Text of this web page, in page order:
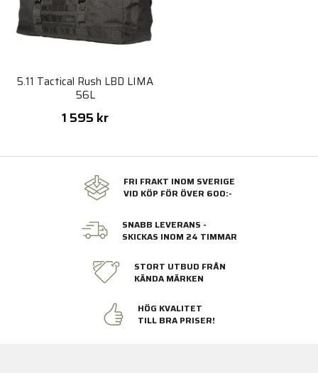
5.11 Tactical Rush LBD LIMA
56L
1 595 kr
FRI FRAKT INOM SVERIGE
VID KÖP FÖR ÖVER 600:-
SNABB LEVERANS -
SKICKAS INOM 24 TIMMAR
STORT UTBUD FRÅN
KÄNDA MÄRKEN
HÖG KVALITET
TILL BRA PRISER!